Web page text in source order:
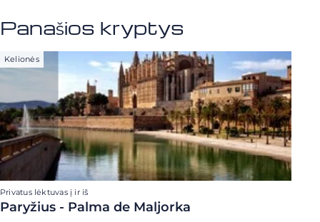
Panašios kryptys
Kelionės
Privatus lėktuvas į ir iš
Paryžius - Palma de Maljorka